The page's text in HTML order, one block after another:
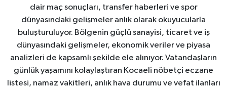
dair maç sonuçları, transfer haberleri ve spor
dünyasındaki gelişmeler anlık olarak okuyucularla
buluşturuluyor. Bölgenin güçlü sanayisi, ticaret ve iş
dünyasındaki gelişmeler, ekonomik veriler ve piyasa
analizleri de kapsamlı şekilde ele alınıyor. Vatandaşların
günlük yaşamını kolaylaştıran Kocaeli nöbetçi eczane
listesi, namaz vakitleri, anlık hava durumu ve vefat ilanları